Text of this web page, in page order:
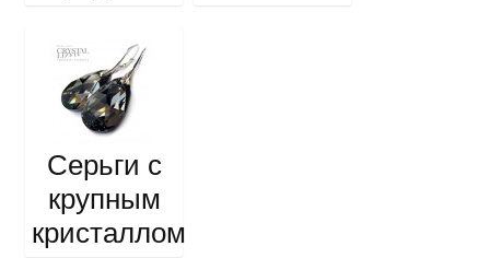
Серьги с
крупным
кристаллом